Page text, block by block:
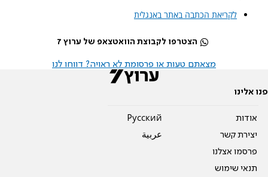
לקריאת הכתבה באתר באנגלית
הצטרפו לקבוצת הוואטצאפ של ערוץ 7
מצאתם טעות או פרסומת לא ראויה? דווחו לנו
פנו אלינו
אודות
יצירת קשר
פרסמו אצלנו
תנאי שימוש
Pусский
عربية